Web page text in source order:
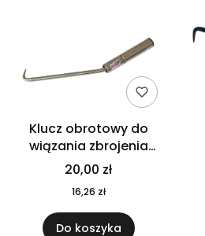
Klucz obrotowy do
wiązania zbrojenia
STAL+ łożysko
20,00 zł
16,26 zł
Do koszyka